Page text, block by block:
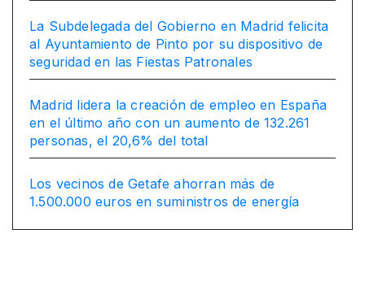
La Subdelegada del Gobierno en Madrid felicita
al Ayuntamiento de Pinto por su dispositivo de
seguridad en las Fiestas Patronales
Madrid lidera la creación de empleo en España
en el último año con un aumento de 132.261
personas, el 20,6% del total
Los vecinos de Getafe ahorran más de
1.500.000 euros en suministros de energía